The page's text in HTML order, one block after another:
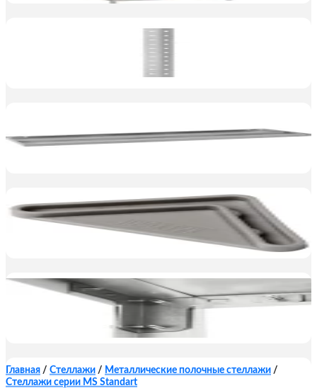
Главная / Стеллажи / Металлические полочные стеллажи /
Стеллажи серии MS Standart